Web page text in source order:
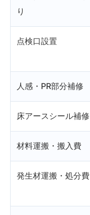
り
点検口設置
人感・PR部分補修
床アースシール補修
材料運搬・搬入費
発生材運搬・処分費